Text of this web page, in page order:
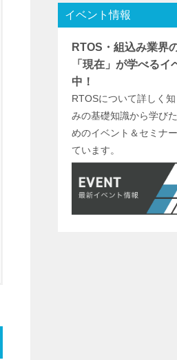
イベント情報
RTOS・組込み業界
「現在」が学べるイ
中！
RTOSについて詳しく
みの基礎知識から学び
めのイベント＆セミナ
ています。